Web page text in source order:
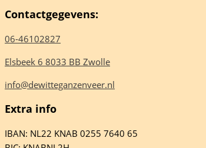
Contactgegevens:
06-46102827
Elsbeek 6 8033 BB Zwolle
info@dewitteganzenveer.nl
Extra info
IBAN: NL22 KNAB 0255 7640 65